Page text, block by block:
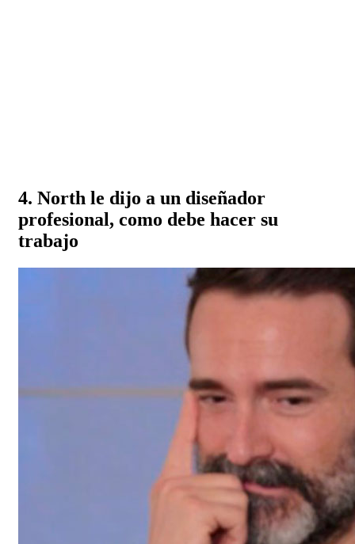
4. North le dijo a un diseñador
profesional, como debe hacer su
trabajo